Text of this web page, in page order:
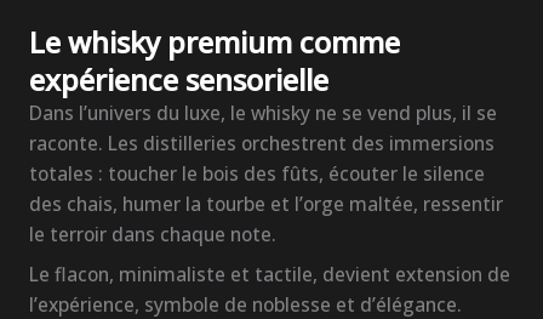
Le whisky premium comme
expérience sensorielle
Dans l’univers du luxe, le whisky ne se vend plus, il se
raconte. Les distilleries orchestrent des immersions
totales : toucher le bois des fûts, écouter le silence
des chais, humer la tourbe et l’orge maltée, ressentir
le terroir dans chaque note.
Le flacon, minimaliste et tactile, devient extension de
l’expérience, symbole de noblesse et d’élégance.